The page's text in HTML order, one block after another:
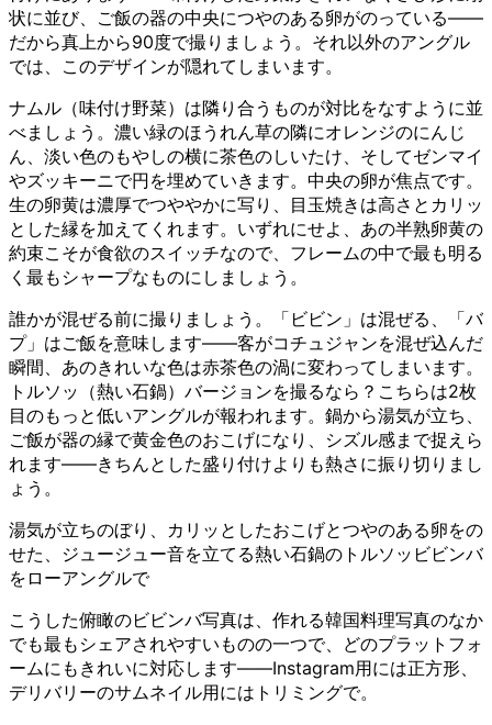
状に並び、ご飯の器の中央につやのある卵がのっている——
だから真上から90度で撮りましょう。それ以外のアングル
では、このデザインが隠れてしまいます。
ナムル（味付け野菜）は隣り合うものが対比をなすように並
べましょう。濃い緑のほうれん草の隣にオレンジのにんじ
ん、淡い色のもやしの横に茶色のしいたけ、そしてゼンマイ
やズッキーニで円を埋めていきます。中央の卵が焦点です。
生の卵黄は濃厚でつややかに写り、目玉焼きは高さとカリッ
とした縁を加えてくれます。いずれにせよ、あの半熟卵黄の
約束こそが食欲のスイッチなので、フレームの中で最も明る
く最もシャープなものにしましょう。
誰かが混ぜる前に撮りましょう。「ビビン」は混ぜる、「バ
プ」はご飯を意味します——客がコチュジャンを混ぜ込んだ
瞬間、あのきれいな色は赤茶色の渦に変わってしまいます。
トルソッ（熱い石鍋）バージョンを撮るなら？こちらは2枚
目のもっと低いアングルが報われます。鍋から湯気が立ち、
ご飯が器の縁で黄金色のおこげになり、シズル感まで捉えら
れます——きちんとした盛り付けよりも熱さに振り切りまし
ょう。
湯気が立ちのぼり、カリッとしたおこげとつやのある卵をの
せた、ジュージュー音を立てる熱い石鍋のトルソッビビンバ
をローアングルで
こうした俯瞰のビビンバ写真は、作れる韓国料理写真のなか
でも最もシェアされやすいものの一つで、どのプラットフォ
ームにもきれいに対応します——Instagram用には正方形、
デリバリーのサムネイル用にはトリミングで。